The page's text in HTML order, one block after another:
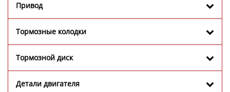
Привод
Тормозные колодки
Тормозной диск
Детали двигателя